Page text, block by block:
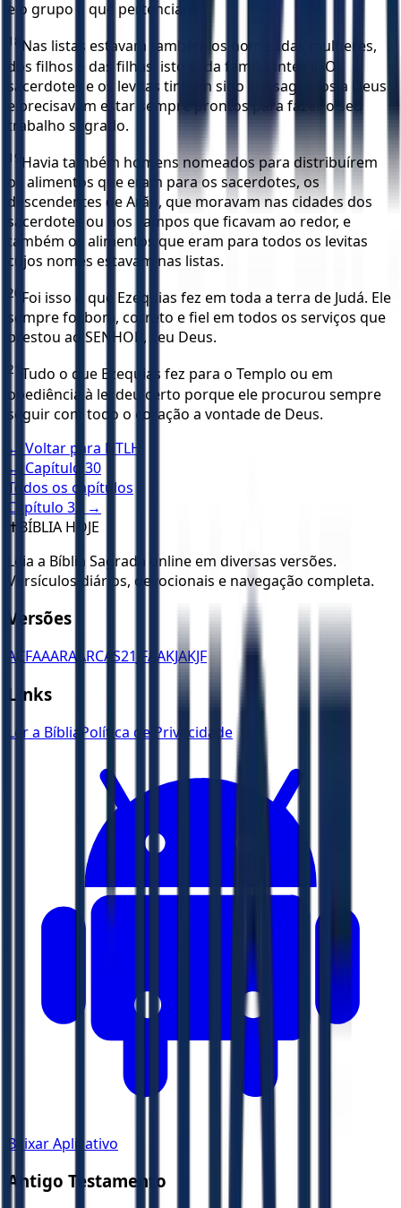
e o grupo a que pertenciam.
18 Nas listas estavam também os nomes das mulheres,
dos filhos e das filhas, isto é, da família inteira. Os
sacerdotes e os levitas tinham sido consagrados a Deus
e precisavam estar sempre prontos para fazer o seu
trabalho sagrado.
19 Havia também homens nomeados para distribuírem
os alimentos que eram para os sacerdotes, os
descendentes de Arão, que moravam nas cidades dos
sacerdotes ou nos campos que ficavam ao redor, e
também os alimentos que eram para todos os levitas
cujos nomes estavam nas listas.
20 Foi isso o que Ezequias fez em toda a terra de Judá. Ele
sempre foi bom, correto e fiel em todos os serviços que
prestou ao SENHOR, seu Deus.
21
Tudo o que Ezequias fez para o Templo ou em
obediência à lei deu certo porque ele procurou sempre
seguir com todo o coração a vontade de Deus.
← Voltar para NTLH
← Capítulo 30
Todos os capítulos
Capítulo 32
→
✝️ BÍBLIA HOJE
Leia a Bíblia Sagrada online em diversas versões.
Versículos diários, devocionais e navegação completa.
Versões
ACFAAARA ARCAS21 JFAAKJAKJF
Links
Ler a Bíblia Política de Privacidade
Baixar Aplicativo
Antigo Testamento